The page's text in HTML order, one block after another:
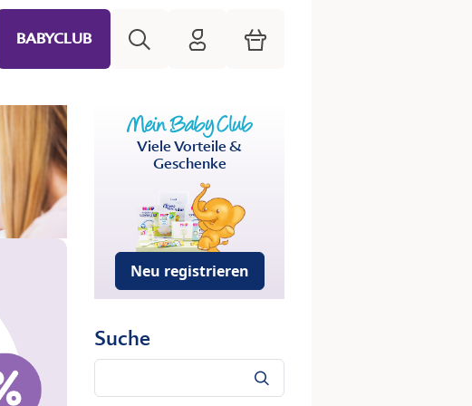
BABYCLUB HiPP Mein Babyclub
Warenkorb
Viele Vorteile &
Geschenke
Neu registrieren
Suche